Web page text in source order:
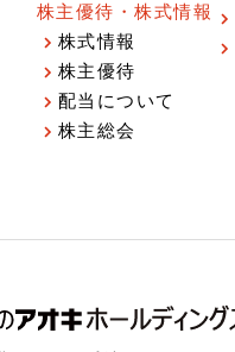
株主優待・株式情報
株式情報
株主優待
配当について
株主総会